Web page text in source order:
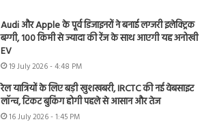
Audi और Apple के पूर्व डिजाइनरों ने बनाई लग्जरी इलेक्ट्रिक
बग्गी, 100 किमी से ज्यादा की रेंज के साथ आएगी यह अनोखी
EV
19 July 2026 - 4:48 PM
रेल यात्रियों के लिए बड़ी खुशखबरी, IRCTC की नई वेबसाइट
लॉन्च, टिकट बुकिंग होगी पहले से आसान और तेज
16 July 2026 - 1:45 PM